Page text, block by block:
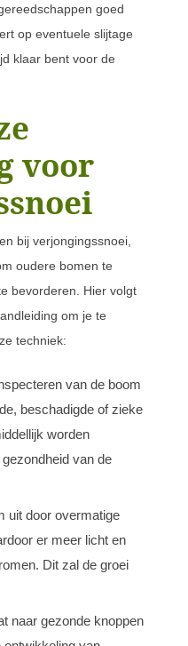
goed
op eventuele slijtage
klaar bent voor de
voor
bij verjongingssnoei,
oudere bomen te
bevorderen. Hier volgt
om je te
techniek:
van de boom
beschadigde of zieke
worden
van de
uit door overmatige
er meer licht en
Dit zal de groei
naar gezonde knoppen